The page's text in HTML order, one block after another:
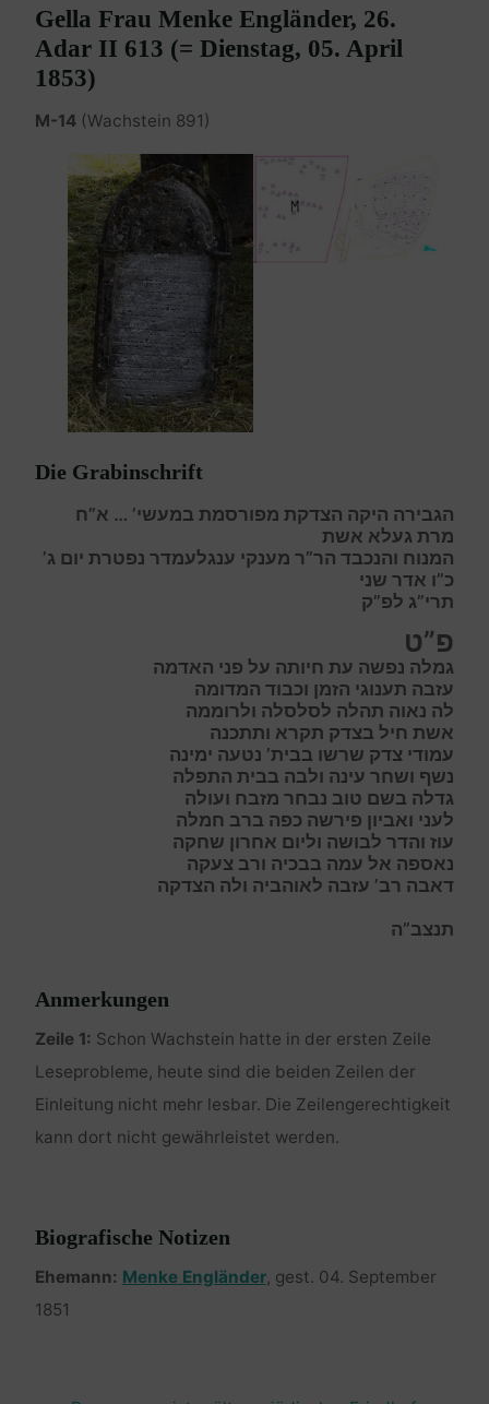
Gella Frau Menke Engländer, 26.
Adar II 613 (= Dienstag, 05. April
1853)
M-14(Wachstein 891)
Die Grabinschrift
הגבירה היקה הצדקת מפורסמת במעשי’ … א”ח
מרת געלא אשת
המנוח והנכבד הר”ר מענקי ענגלעמדר נפטרת יום ג’
כ”ו אדר שני
תרי”ג לפ”ק
פ”ט
גמלה נפשה עת חיותה על פני האדמה
עזבה תענוגי הזמן וכבוד המדומה
לה נאוה תהלה לסלסלה ולרוממה
אשת חיל בצדק תקרא ותתכנה
עמודי צדק שרשו בבית’ נטעה ימינה
נשף ושחר עינה ולבה בבית התפלה
גדלה בשם טוב נבחר מזבח ועולה
לעני ואביון פירשה כפה ברב חמלה
עוז והדר לבושה וליום אחרון שחקה
נאספה אל עמה בבכיה ורב צעקה
דאבה רב’ עזבה לאוהביה ולה הצדקה
תנצב”ה
Anmerkungen
Zeile 1: Schon Wachstein hatte in der ersten Zeile
Leseprobleme, heute sind die beiden Zeilen der
Einleitung nicht mehr lesbar. Die Zeilengerechtigkeit
kann dort nicht gewährleistet werden.
Biografische Notizen
Ehemann: Menke Engländer, gest. 04. September
1851